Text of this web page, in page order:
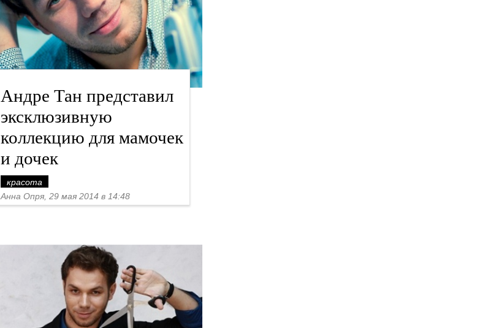
Андре Тан представил
эксклюзивную
коллекцию для мамочек
и дочек
красота
Анна Опря, 29 мая 2014 в 14:48